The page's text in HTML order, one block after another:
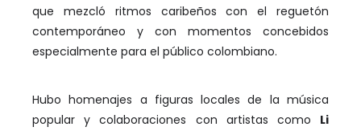
que mezcló ritmos caribeños con el reguetón
contemporáneo y con momentos concebidos
especialmente para el público colombiano.
Hubo homenajes a figuras locales de la música
popular y colaboraciones con artistas como Li